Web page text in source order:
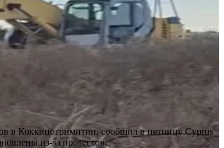
в Коккинотримитии, сообщил в пятницу Cyprus
из-за протестов.